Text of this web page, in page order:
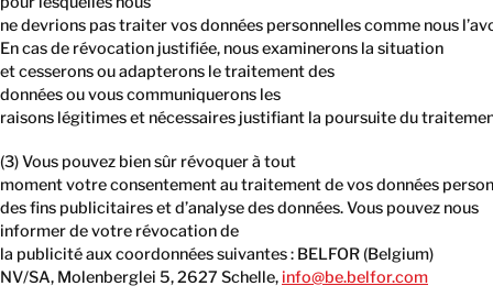
ne devrions pas traiter vos données personnelles comme nous
En cas de révocation justifiée, nous examinerons la situation
et cesserons ou adapterons le traitement des
données ou vous communiquerons les
raisons légitimes et nécessaires justifiant la poursuite du
(3) Vous pouvez bien sûr révoquer à tout
moment votre consentement au traitement de vos données
des fins publicitaires et d’analyse des données. Vous pouvez nous
informer de votre révocation de
la publicité aux coordonnées suivantes : BELFOR (Belgium)
NV/SA, Molenberglei 5, 2627 Schelle, info@be.belfor.com